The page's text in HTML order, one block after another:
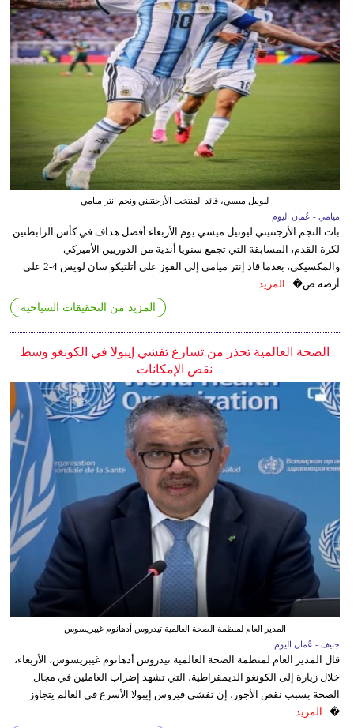
ليونيل ميسي، قائد المنتخب الأرجنتيني ونجم انتر ميامي
ميامي - عُمان اليوم
بات النجم الأرجنتيني ليونيل ميسي يوم الأربعاء أفضل هداف في كأس الرابطتين
لكرة القدم، المسابقة التي تجمع سنويا أندية من الدوريين الأميركي
والمكسيكي، بعدما قاد إنتر ميامي إلى الفوز على أتلتيكو سان لويس 4-2 على
أرضه ض�... المزيد
المزيد من التحقيقات السياحية
الصحة العالمية تحذر من تسارع تفشي إيبولا في الكونغو وسط
نقص الإمكانات
المدير العام لمنظمة الصحة العالمية تيدروس أدهانوم غيبريسوس
جنيف - عُمان اليوم
قال المدير العام لمنظمة الصحة العالمية تيدروس أدهانوم غيبريسوس، الأربعاء،
خلال زيارة إلى الكونغو الديمقراطية، التي تشهد إضراب العاملين في مجال
الصحة بسبب نقص الأجور، إن تفشي فيروس إيبولا الأسرع في العالم يتجاوز
�...
المزيد